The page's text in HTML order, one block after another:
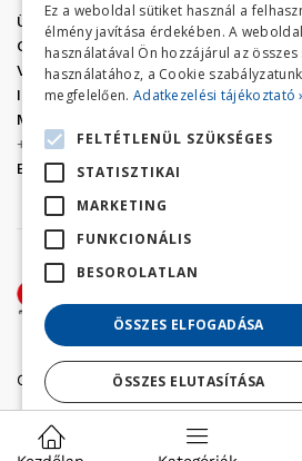
Üzletünk címe:Szolnok, Vércse út 17.
Golf Center Áruház:06 (56) 423-324
VÁR-Kert Áruház: 06 (56) 429-771
Iroda:06 (56) 421-857
Megrendelés, termék információ:
+36 (70) 938-3356
E-mail:
golfaruhaz@gmail.com
Copyright © 2022 Golfker Kft. -
Ez a weboldal sütiket használ a
élmény javítása érdekében. A
használatával Ön hozzájárul az összes
használatához, a Cookie
megfelelően. Adatkezelési tájékoztató
FELTÉTLENÜL SZÜKSÉGES
STATISZTIKAI
MARKETING
FUNKCIONÁLIS
BESOROLATLAN
ÖSSZES ELFOGADÁSA
ÖSSZES ELUTASÍTÁSA
Részletek megjelenítése